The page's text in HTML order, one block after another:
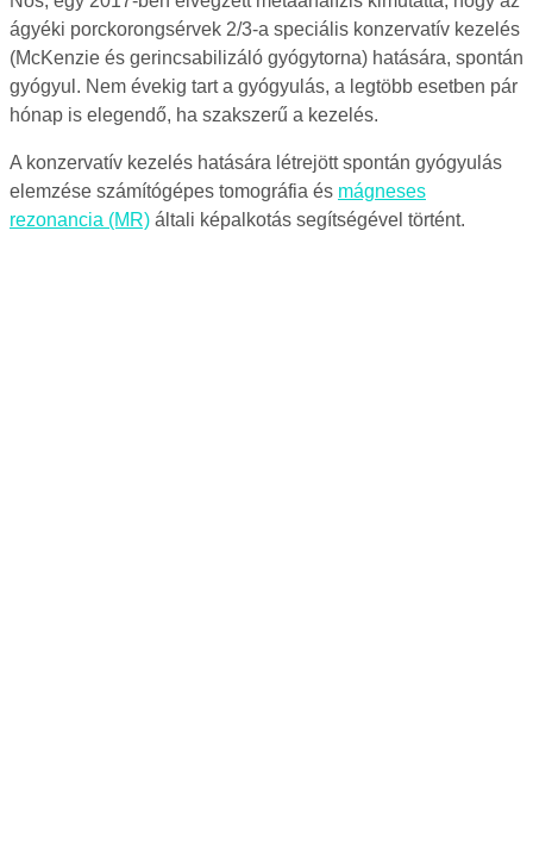
ágyéki porckorongsérvek 2/3-a speciális konzervatív kezelés
(McKenzie és gerincsabilizáló gyógytorna) hatására, spontán
gyógyul. Nem évekig tart a gyógyulás, a legtöbb esetben pár
hónap is elegendő, ha szakszerű a kezelés.
A konzervatív kezelés hatására létrejött spontán gyógyulás
elemzése számítógépes tomográfia és mágneses
rezonancia (MR) általi képalkotás segítségével történt.